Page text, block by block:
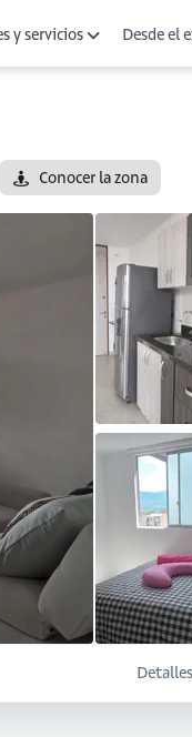
y servicios Desde el
Conocer la zona